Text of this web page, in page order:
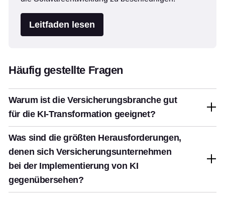
Leitfaden lesen
Häufig gestellte Fragen
Warum ist die Versicherungsbranche gut
für die KI-Transformation geeignet?
Was sind die größten Herausforderungen,
denen sich Versicherungsunternehmen
bei der Implementierung von KI
gegenübersehen?